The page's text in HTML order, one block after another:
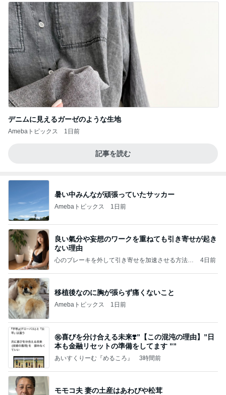
デニムに見えるガーゼのような生地
Amebaトピックス 1日前
記事を読む
暑い中みんなが頑張っていたサッカー
Amebaトピックス 1日前
良い氣分や妄想のワークを重ねても引き寄せが起き
ない理由
心のブレーキを外して引き寄せを加速させる方法：
4日前
移植後なのに胸が張らず痛くないこと
Amebaトピックス 1日前
㊗️喜びを分け合える未来❣️”【この混沌の理由】”⽇
本も⾦融リセットの準備をしてます ””
あいすくりーむ『めるころ』 3時間前
モモコ夫 妻の土産はあわびや松茸